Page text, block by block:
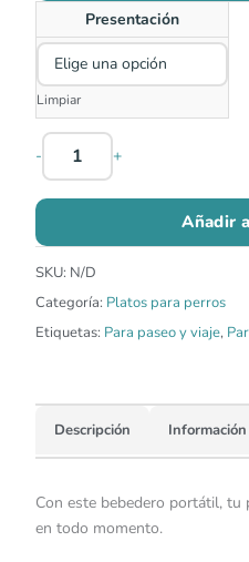
Presentación
Limpiar
- +
Añadir
SKU: N/D
Categoría: Platos para perros
Etiquetas: Para paseo y viaje,
Descripción
Con este bebedero portátil,
en todo momento.